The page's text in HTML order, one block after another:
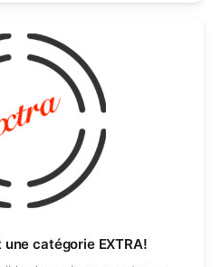
catégorie EXTRA!